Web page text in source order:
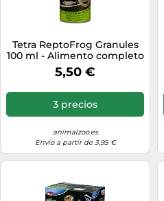
Tetra ReptoFrog Granules
100 ml - Alimento completo
para ranas acuáticas y
tritones
5,50 €
3 precios
animalzoo.es
Envío a partir de 3,95 €